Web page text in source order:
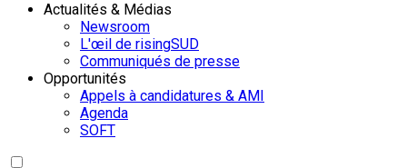
Actualités & Médias
Newsroom
L'œil de risingSUD
Communiqués de presse
Opportunités
Appels à candidatures & AMI
Agenda
SOFT